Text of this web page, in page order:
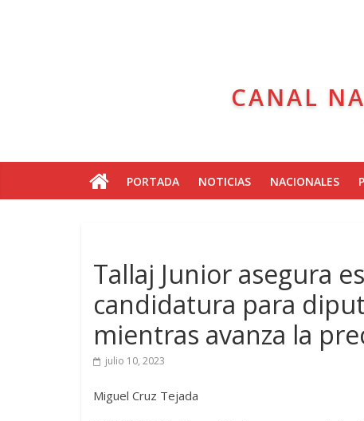
CANAL
PORTADA NOTICIAS NACIONALES
Tallaj Junior asegura
candidatura para
mientras avanza la
julio 10, 2023
Miguel Cruz Tejada